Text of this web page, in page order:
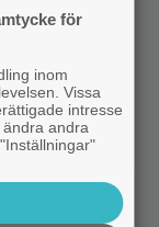
för
inom
Vissa
intresse
andra